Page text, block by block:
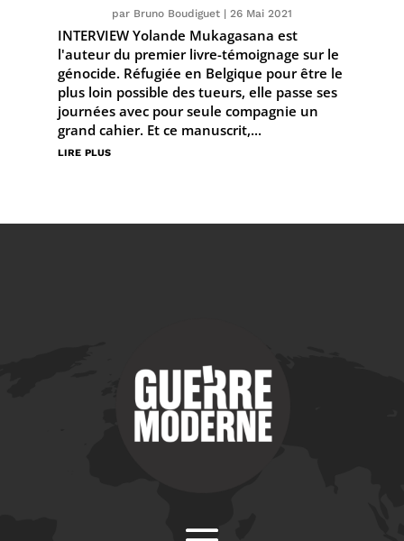
par Bruno Boudiguet| 26 Mai 2021
INTERVIEW Yolande Mukagasana est
l'auteur du premier livre-témoignage sur le
génocide. Réfugiée en Belgique pour être le
plus loin possible des tueurs, elle passe ses
journées avec pour seule compagnie un
grand cahier. Et ce manuscrit,...
lire plus